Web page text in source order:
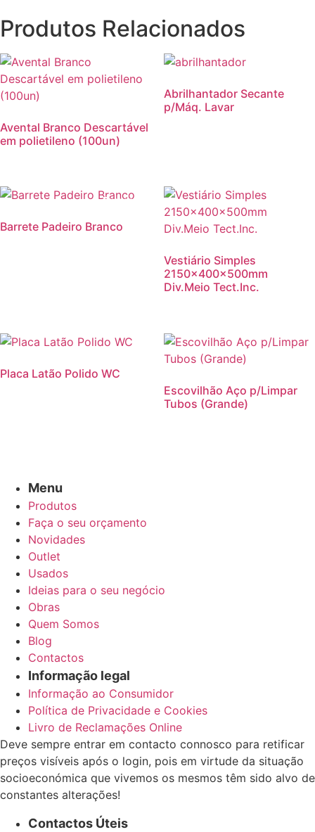
Produtos Relacionados
Avental Branco Descartável
em polietileno (100un)
Abrilhantador Secante
p/Máq. Lavar
Promoção!
Barrete Padeiro Branco
Vestiário Simples
2150x400x500mm
Div.Meio Tect.Inc.
Placa Latão Polido WC
Escovilhão Aço p/Limpar
Tubos (Grande)
Menu
Produtos
Faça o seu orçamento
Novidades
Outlet
Usados
Ideias para o seu negócio
Obras
Quem Somos
Blog
Contactos
Informação legal
Informação ao Consumidor
Política de Privacidade e Cookies
Livro de Reclamações Online
Deve sempre entrar em contacto connosco para retificar
preços visíveis após o login, pois em virtude da situação
socioeconómica que vivemos os mesmos têm sido alvo de
constantes alterações!
Contactos Úteis